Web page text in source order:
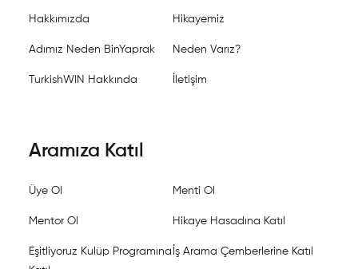
Hakkımızda Hikayemiz
Adımız Neden BinYaprak Neden Varız?
TurkishWIN Hakkında İletişim
Aramıza Katıl
Üye Ol Menti Ol
Mentor Ol Hikaye Hasadına Katıl
Eşitliyoruz Kulüp Programına İş Arama Çemberlerine Katıl